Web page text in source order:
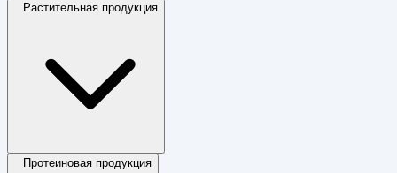
Растительная продукция
Протеиновая продукция